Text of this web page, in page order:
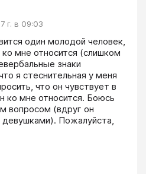
г. в 09:03
один молодой человек,
мне относится (слишком
знаки
я стеснительная у меня
что он чувствует в
ко мне относится. Боюсь
вопросом (вдруг он
Пожалуйста,